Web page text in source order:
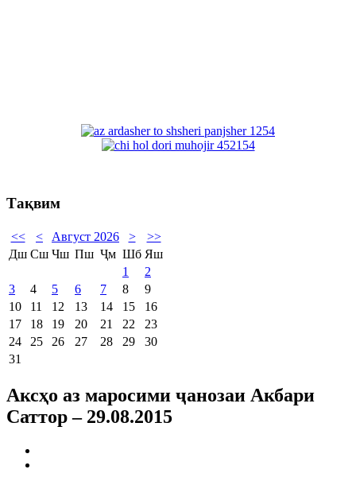
Тақвим
<< < Август 2026 >
>>
Дш Сш Чш Пш Ҷм Шб Яш
1
2
3
4 5 6 7 8
9
10
11 12 13 14 15
16
17
18 19 20 21 22
23
24
25 26 27 28 29
30
31
Аксҳо аз маросими ҷанозаи Акбари
Саттор – 29.08.2015